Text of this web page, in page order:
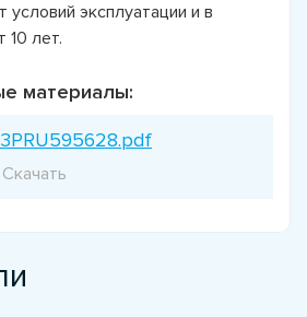
условий эксплуатации и в
10 лет.
материалы: